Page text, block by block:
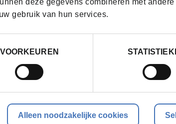
gebruik van hun services.
VOORKEUREN
Alleen noodzakelijke cookies
daarom steeds aanbevolen.
Tijdens de opleiding kan gevraagd worden om
Syntra West zet in op duurzaam leren.
beschikking gesteld via het cursistenplatform.